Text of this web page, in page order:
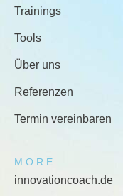
Trainings
Tools
Über uns
Referenzen
Termin vereinbaren
MORE
innovationcoach.de